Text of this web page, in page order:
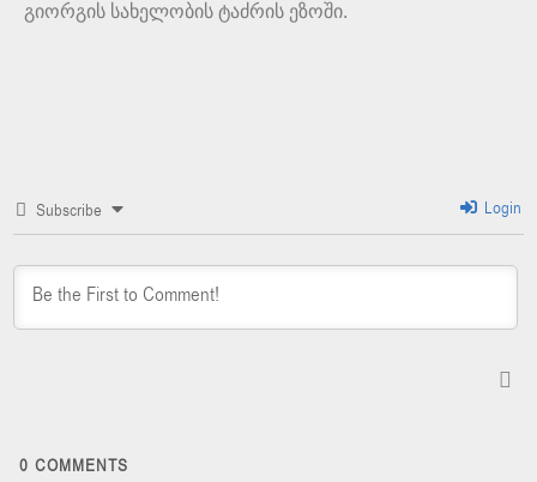
გიორგის სახელობის ტაძრის ეზოში.
Subscribe Login
0 COMMENTS